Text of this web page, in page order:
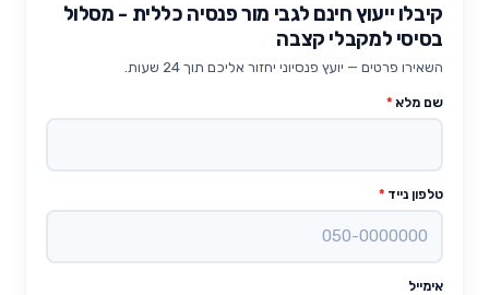
קיבלו ייעוץ חינם לגבי מור פנסיה כללית - מסלול
בסיסי למקבלי קצבה
השאירו פרטים — יועץ פנסיוני יחזור אליכם תוך 24 שעות.
שם מלא *
טלפון נייד *
אימייל